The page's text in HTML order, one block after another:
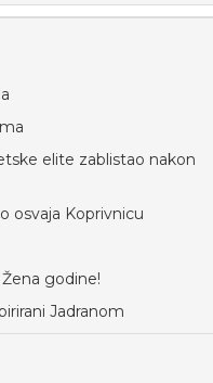
elite zablistao nakon
osvaja Koprivnicu
godine!
Jadranom